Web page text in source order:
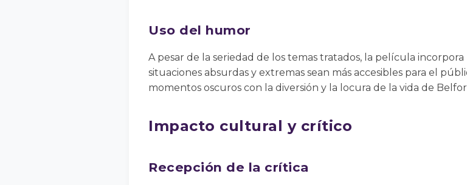
Uso del humor
A pesar de la seriedad de los temas tratados, la película
situaciones absurdas y extremas sean más accesibles para el
momentos oscuros con la diversión y la locura de la vida de
Impacto cultural y crítico
Recepción de la crítica